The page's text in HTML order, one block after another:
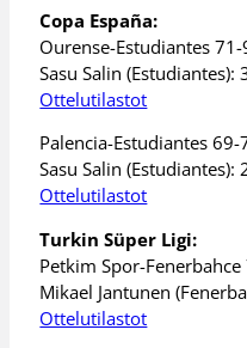
Copa España:
Ourense-Estudiantes
Sasu Salin
Ottelutilastot
Palencia-Estudiantes
Sasu Salin (Estudiantes):
Ottelutilastot
Turkin Süper Ligi:
Petkim Spor-Fenerbahce
Mikael Jantunen
Ottelutilastot